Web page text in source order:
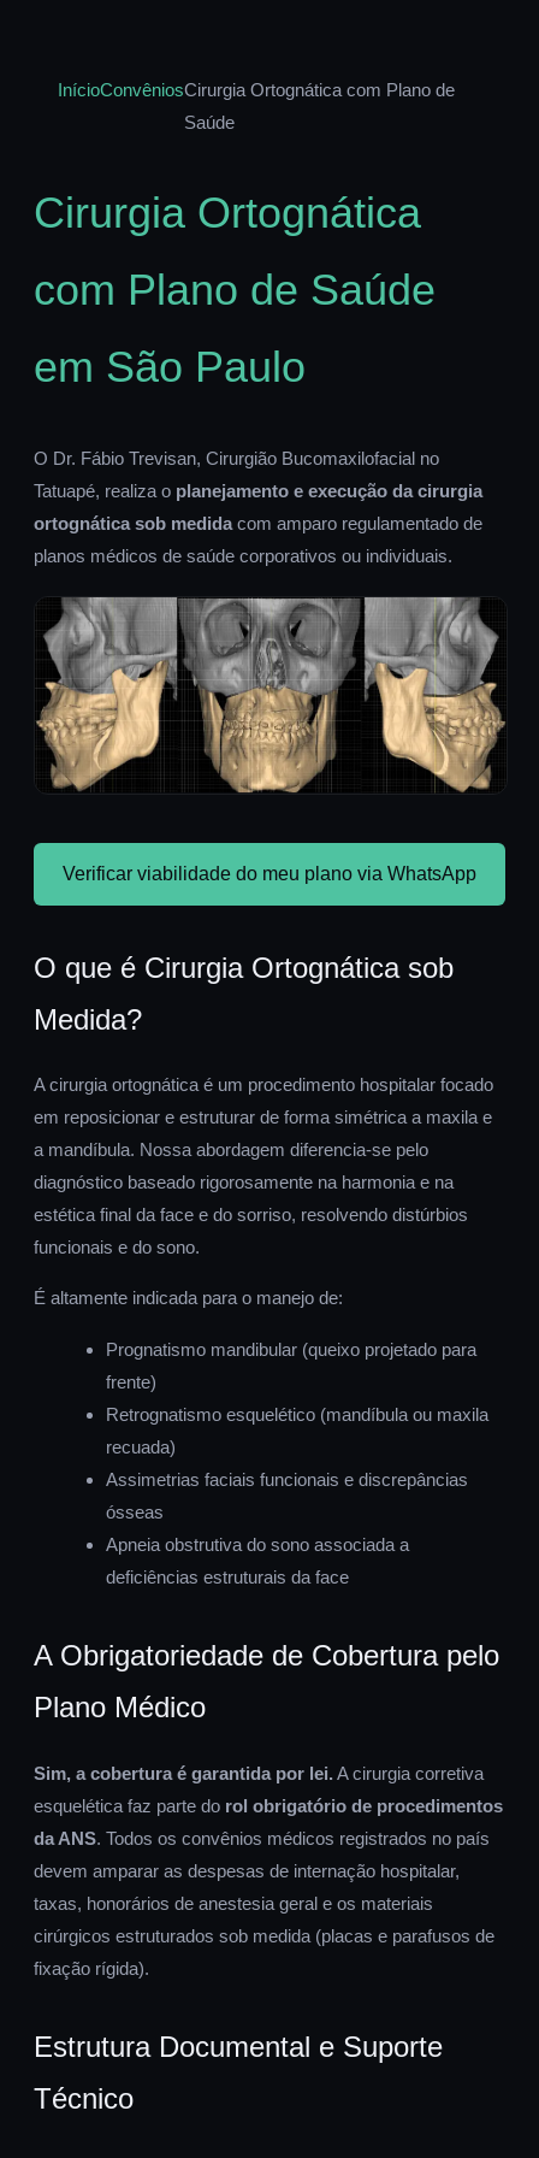
InícioConvêniosCirurgia Ortognática com Plano de
Saúde
Cirurgia Ortognática
com Plano de Saúde
em São Paulo
O Dr. Fábio Trevisan, Cirurgião Bucomaxilofacial no
Tatuapé, realiza o planejamento e execução da cirurgia
ortognática sob medida com amparo regulamentado de
planos médicos de saúde corporativos ou individuais.
Verificar viabilidade do meu plano via WhatsApp
O que é Cirurgia Ortognática sob
Medida?
A cirurgia ortognática é um procedimento hospitalar focado
em reposicionar e estruturar de forma simétrica a maxila e
a mandíbula. Nossa abordagem diferencia-se pelo
diagnóstico baseado rigorosamente na harmonia e na
estética final da face e do sorriso, resolvendo distúrbios
funcionais e do sono.
É altamente indicada para o manejo de:
Prognatismo mandibular (queixo projetado para
frente)
Retrognatismo esquelético (mandíbula ou maxila
recuada)
Assimetrias faciais funcionais e discrepâncias
ósseas
Apneia obstrutiva do sono associada a
deficiências estruturais da face
A Obrigatoriedade de Cobertura pelo
Plano Médico
Sim, a cobertura é garantida por lei. A cirurgia corretiva
esquelética faz parte do rol obrigatório de procedimentos
da ANS. Todos os convênios médicos registrados no país
devem amparar as despesas de internação hospitalar,
taxas, honorários de anestesia geral e os materiais
cirúrgicos estruturados sob medida (placas e parafusos de
fixação rígida).
Estrutura Documental e Suporte
Técnico